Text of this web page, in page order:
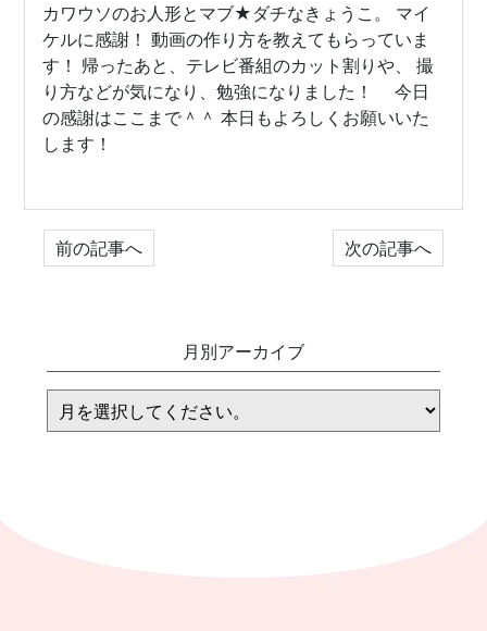
カワウソのお人形とマブ★ダチなきょうこ。 マイ
ケルに感謝！ 動画の作り方を教えてもらっていま
す！ 帰ったあと、テレビ番組のカット割りや、 撮
り方などが気になり、勉強になりました！ 今日
の感謝はここまで＾＾ 本日もよろしくお願いいた
します！
前の記事へ 次の記事へ
月別アーカイブ